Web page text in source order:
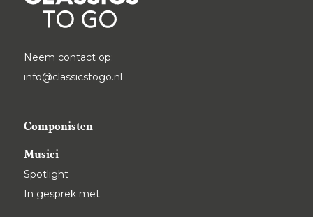
Neem contact op:
info@classicstogo.nl
Componisten
Musici
Spotlight
In gesprek met